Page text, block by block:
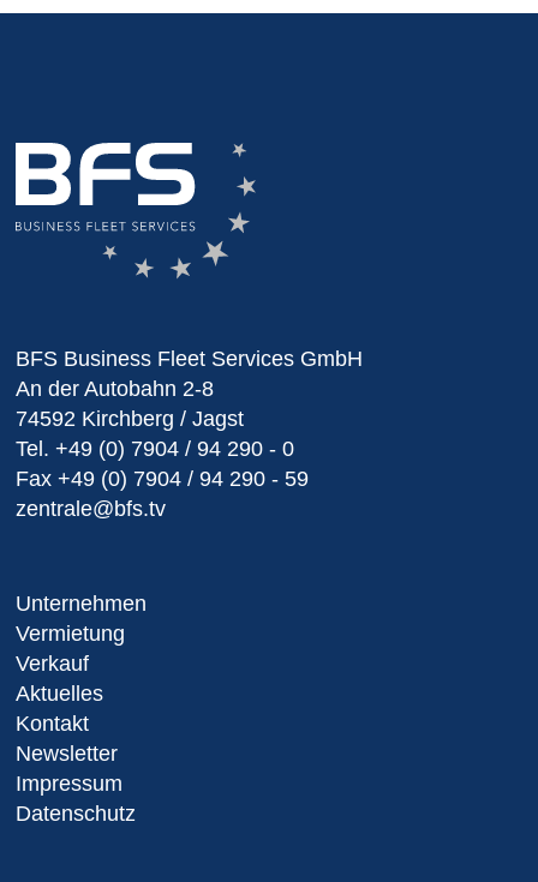
BFS Business Fleet Services GmbH
An der Autobahn 2-8
74592 Kirchberg / Jagst
Tel. +49 (0) 7904 / 94 290 - 0
Fax +49 (0) 7904 / 94 290 - 59
zentrale@bfs.tv
Unternehmen
Vermietung
Verkauf
Aktuelles
Kontakt
Newsletter
Impressum
Datenschutz